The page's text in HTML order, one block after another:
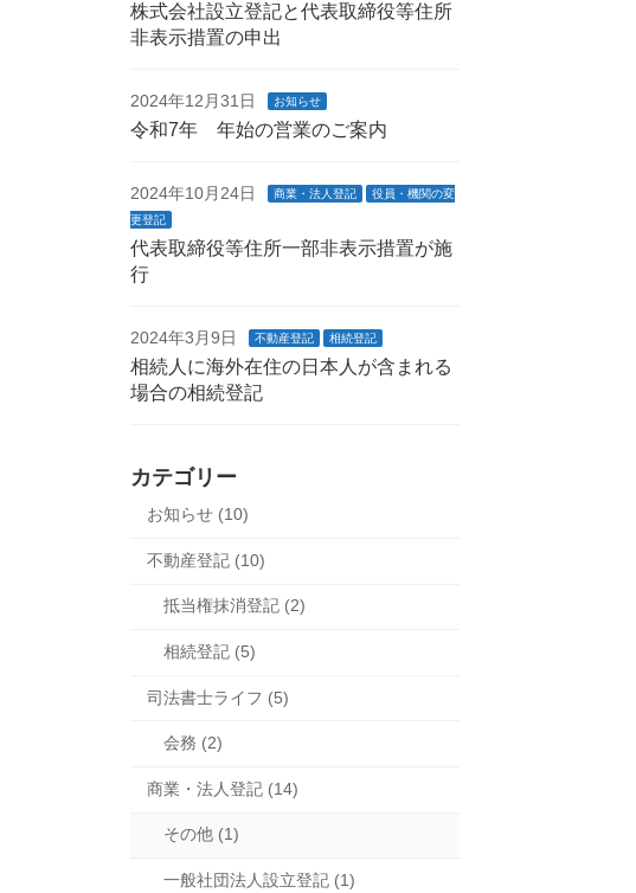
株式会社設立登記と代表取締役等住所
非表示措置の申出
2024年12月31日 お知らせ
令和7年 年始の営業のご案内
2024年10月24日 商業・法人登記
役員・機関の変
更登記
代表取締役等住所一部非表示措置が施
行
2024年3月9日 不動産登記 相続登記
相続人に海外在住の日本人が含まれる
場合の相続登記
カテゴリー
お知らせ (10)
不動産登記 (10)
抵当権抹消登記 (2)
相続登記 (5)
司法書士ライフ (5)
会務 (2)
商業・法人登記 (14)
その他 (1)
一般社団法人設立登記 (1)